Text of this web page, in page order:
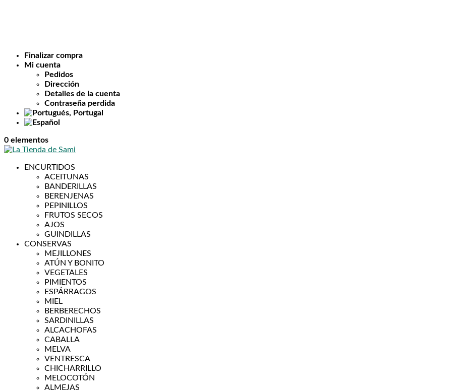
Finalizar compra
Mi cuenta
Pedidos
Dirección
Detalles de la cuenta
Contraseña perdida
0 elementos
ENCURTIDOS
ACEITUNAS
BANDERILLAS
BERENJENAS
PEPINILLOS
FRUTOS SECOS
AJOS
GUINDILLAS
CONSERVAS
MEJILLONES
ATÚN Y BONITO
VEGETALES
PIMIENTOS
ESPÁRRAGOS
MIEL
BERBERECHOS
SARDINILLAS
ALCACHOFAS
CABALLA
MELVA
VENTRESCA
CHICHARRILLO
MELOCOTÓN
ALMEJAS